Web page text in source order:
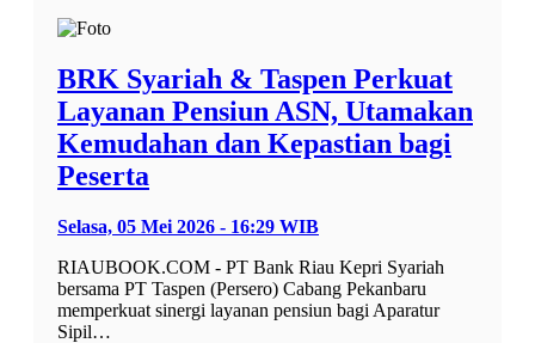
BRK Syariah & Taspen Perkuat
Layanan Pensiun ASN, Utamakan
Kemudahan dan Kepastian bagi
Peserta
Selasa, 05 Mei 2026 - 16:29 WIB
RIAUBOOK.COM - PT Bank Riau Kepri Syariah
bersama PT Taspen (Persero) Cabang Pekanbaru
memperkuat sinergi layanan pensiun bagi Aparatur
Sipil…